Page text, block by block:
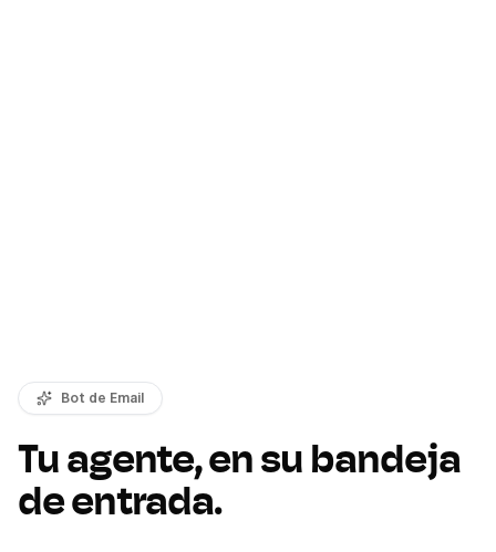
Bot de Email
Tu agente, en su bandeja
de entrada.